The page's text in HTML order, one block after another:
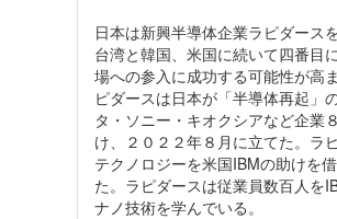
日本は新興半導体企業ラピダース
台湾と韓国、米国に続いて四番目
場への参入に成功する可能性が高
ピダースは日本が「半導体再起」
タ・ソニー・キオクシアなど企業
け、２０２２年８月に立てた。ラ
テクノロジーを米国IBMの助けを
た。ラピダースは従業員数百人を
ナノ技術を学んでいる。